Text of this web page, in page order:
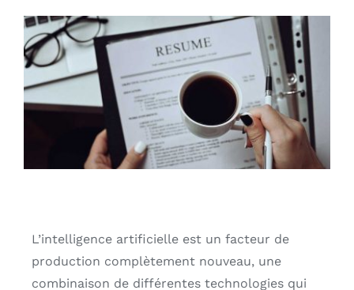
À propos de nous
ESSAI GRATUIT
LOGIN
Français
View
Larger
Image
L’intelligence artificielle est un facteur de
production complètement nouveau, une
combinaison de différentes technologies qui